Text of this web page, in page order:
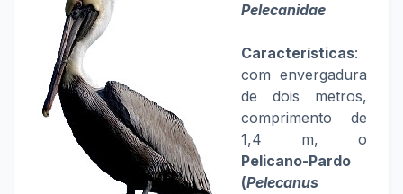
Pelecanidae
Características:
com envergadura
de dois metros,
comprimento de
1,4 m, o
Pelicano-Pardo
(Pelecanus